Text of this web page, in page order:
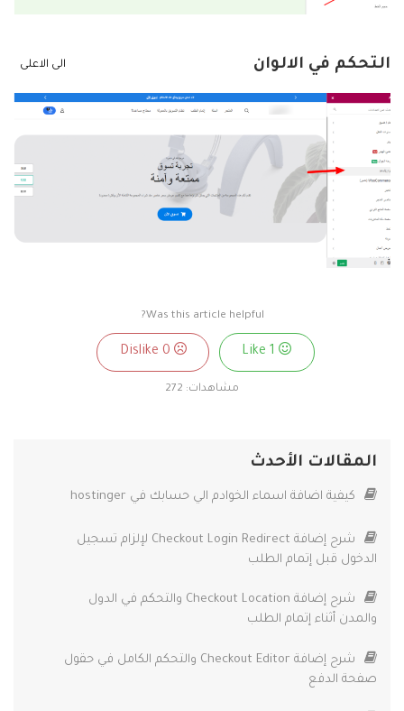
التحكم في الالوان الى الاعلى
Was this article helpful?
Like
1
0
مشاهدات: 272
المقالات الأحدث
كيفية اضافة اسماء الخوادم الي حسابك في hostinger
شرح إضافة Checkout Login Redirect لإلزام تسجيل
الدخول قبل إتمام الطلب
شرح إضافة Checkout Location والتحكم في الدول
والمدن أثناء إتمام الطلب
شرح إضافة Checkout Editor والتحكم الكامل في حقول
صفحة الدفع